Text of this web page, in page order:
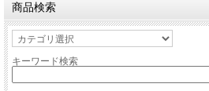
商品検索
キーワード検索